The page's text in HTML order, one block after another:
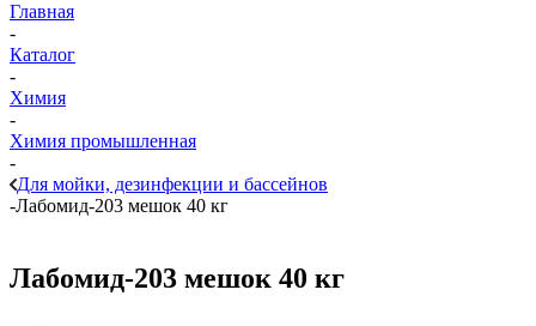
Главная
-
Каталог
-
Химия
-
Химия промышленная
-
Для мойки, дезинфекции и бассейнов
-Лабомид-203 мешок 40 кг
Лабомид-203 мешок 40 кг